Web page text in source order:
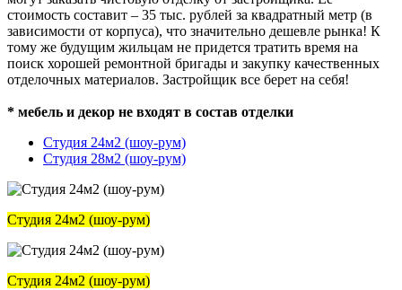
стоимость составит – 35 тыс. рублей за квадратный метр (в
зависимости от корпуса), что значительно дешевле рынка! К
тому же будущим жильцам не придется тратить время на
поиск хорошей ремонтной бригады и закупку качественных
отделочных материалов. Застройщик все берет на себя!
* мебель и декор не входят в состав отделки
Студия 24м2 (шоу-рум)
Студия 28м2 (шоу-рум)
Студия 24м2 (шоу-рум)
Студия 24м2 (шоу-рум)